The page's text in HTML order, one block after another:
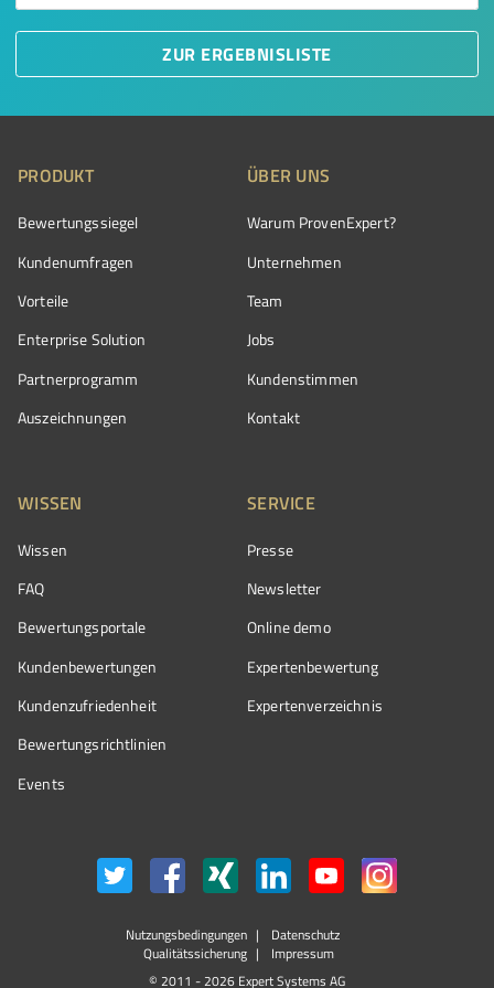
ZUR ERGEBNISLISTE
PRODUKT
Bewertungssiegel
Kundenumfragen
Vorteile
Enterprise Solution
Partnerprogramm
Auszeichnungen
ÜBER UNS
Warum ProvenExpert?
Unternehmen
Team
Jobs
Kundenstimmen
Kontakt
WISSEN
Wissen
FAQ
Bewertungsportale
Kundenbewertungen
Kundenzufriedenheit
Bewertungs­richtlinien
Events
SERVICE
Presse
Newsletter
Online demo
Expertenbewertung
Expertenverzeichnis
Nutzungsbedingungen
Datenschutz
Qualitätssicherung
Impressum
© 2011 - 2026 Expert Systems AG